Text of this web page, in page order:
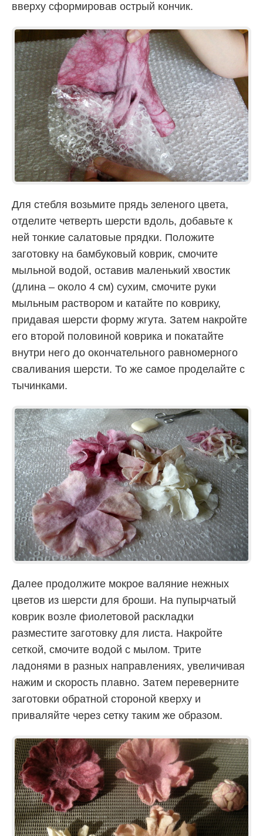
вверху сформировав острый кончик.
Для стебля возьмите прядь зеленого цвета,
отделите четверть шерсти вдоль, добавьте к
ней тонкие салатовые прядки. Положите
заготовку на бамбуковый коврик, смочите
мыльной водой, оставив маленький хвостик
(длина – около 4 см) сухим, смочите руки
мыльным раствором и катайте по коврику,
придавая шерсти форму жгута. Затем накройте
его второй половиной коврика и покатайте
внутри него до окончательного равномерного
сваливания шерсти. То же самое проделайте с
тычинками.
Далее продолжите мокрое валяние нежных
цветов из шерсти для броши. На пупырчатый
коврик возле фиолетовой раскладки
разместите заготовку для листа. Накройте
сеткой, смочите водой с мылом. Трите
ладонями в разных направлениях, увеличивая
нажим и скорость плавно. Затем переверните
заготовки обратной стороной кверху и
приваляйте через сетку таким же образом.